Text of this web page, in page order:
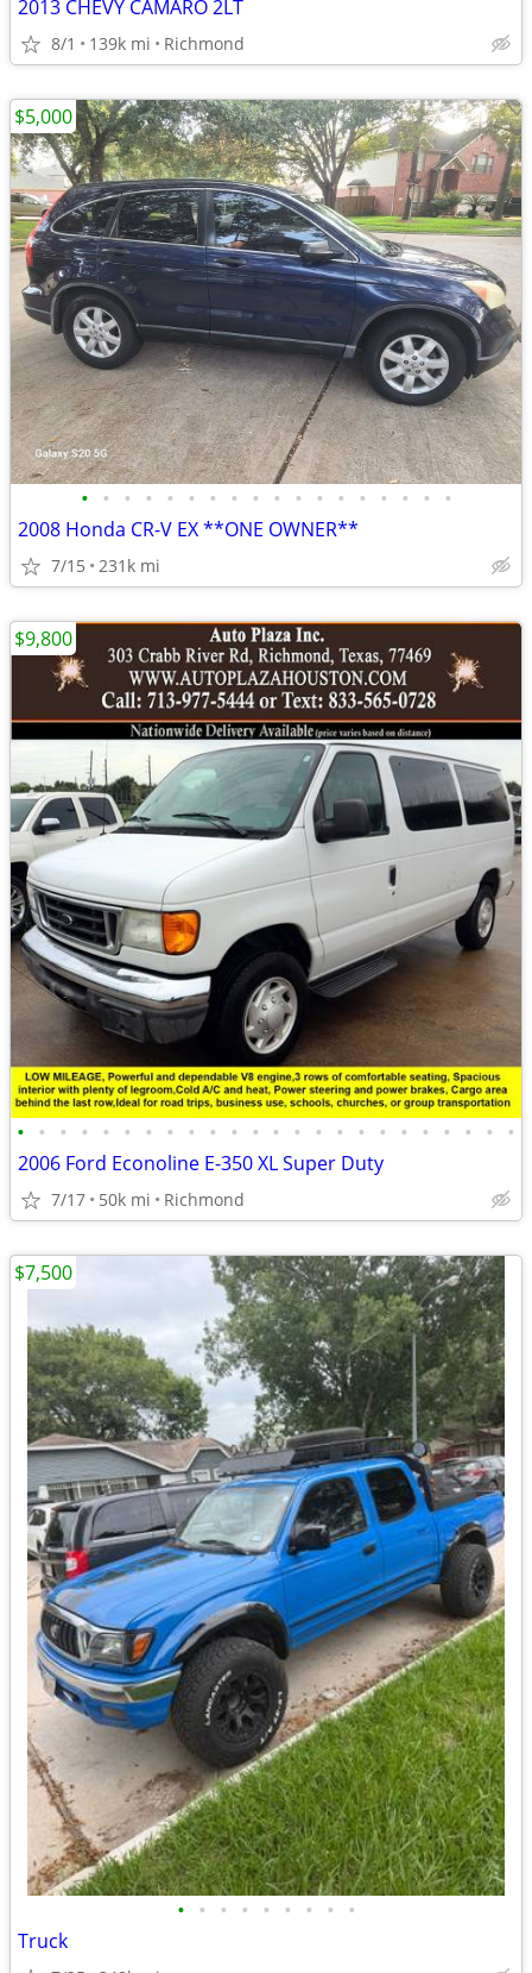
2013 CHEVY CAMARO 2LT
8/1 139k mi Richmond
• • • • • • • • • • • • • • • • • •
2008 Honda CR-V EX **ONE OWNER**
7/15 231k mi
$5,000
• • • • • • • • • • • • • • • • • • • • • • • •
2006 Ford Econoline E-350 XL Super Duty
7/17 50k mi Richmond
$9,800
• • • • • • • • •
Truck
$7,500